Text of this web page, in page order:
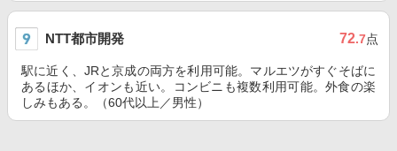
NTT都市開発 72.7点
駅に近く、JRと京成の両方を利用可能。マルエツがすぐそばに
あるほか、イオンも近い。コンビニも複数利用可能。外食の楽
しみもある。（60代以上／男性）